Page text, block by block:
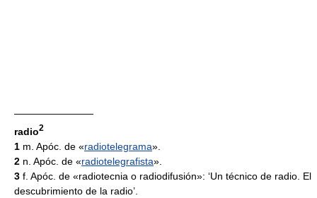
————————
radio2
1 m. Apóc. de «radiotelegrama».
2 n. Apóc. de «radiotelegrafista».
3 f. Apóc. de «radiotecnia o radiodifusión»: ‘Un técnico de radio. El
descubrimiento de la radio’.